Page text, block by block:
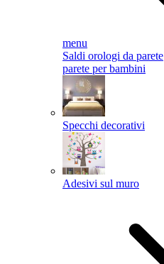
menu
Saldi orologi da parete
parete per bambini
Specchi decorativi
Adesivi sul muro